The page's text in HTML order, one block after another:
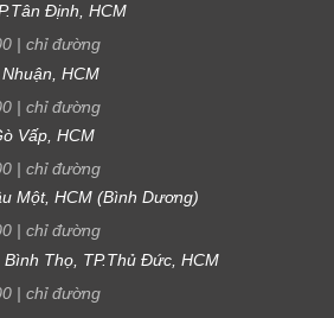
Định, HCM
| chỉ đường
HCM
| chỉ đường
Vấp, HCM
| chỉ đường
Một, HCM (Bình Dương)
| chỉ đường
Bình Thọ, TP.Thủ Đức, HCM
| chỉ đường